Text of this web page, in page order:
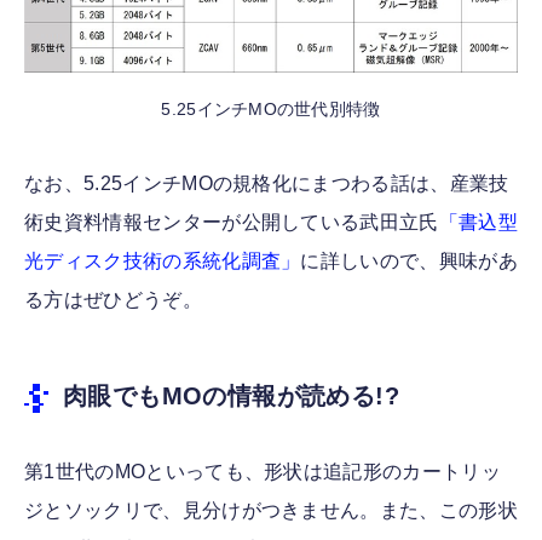
5.25インチMOの世代別特徴
なお、5.25インチMOの規格化にまつわる話は、産業技
術史資料情報センターが公開している武田立氏
「書込型
光ディスク技術の系統化調査」 に詳しいので、興味があ
る方はぜひどうぞ。
肉眼でもMOの情報が読める!?
第1世代のMOといっても、形状は追記形のカートリッ
ジとソックリで、見分けがつきません。また、この形状